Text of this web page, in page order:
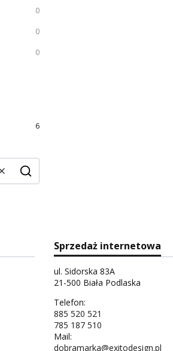
0
0
0
6
WyczyśćSzukaj
Sprzedaż internetowa
ul. Sidorska 83A
21-500 Biała Podlaska
Telefon:
885 520 521
785 187 510
Mail:
dobramarka@exitodesign.pl